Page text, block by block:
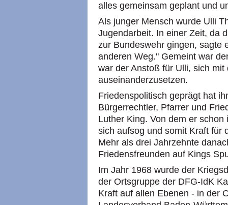
alles gemeinsam geplant und
Als junger Mensch wurde Ulli
Jugendarbeit. In einer Zeit, da
zur Bundeswehr gingen, sagte
anderen Weg." Gemeint war
war der Anstoß für Ulli, sich
auseinanderzusetzen.
Friedenspolitisch geprägt hat
Bürgerrechtler, Pfarrer und
Luther King. Von dem er
sich aufsog und somit Kraft für
Mehr als drei Jahrzehnte
Friedensfreunden auf Kings
Im Jahr 1968 wurde der
der Ortsgruppe der DFG-IdK
Kraft auf allen Ebenen - in der